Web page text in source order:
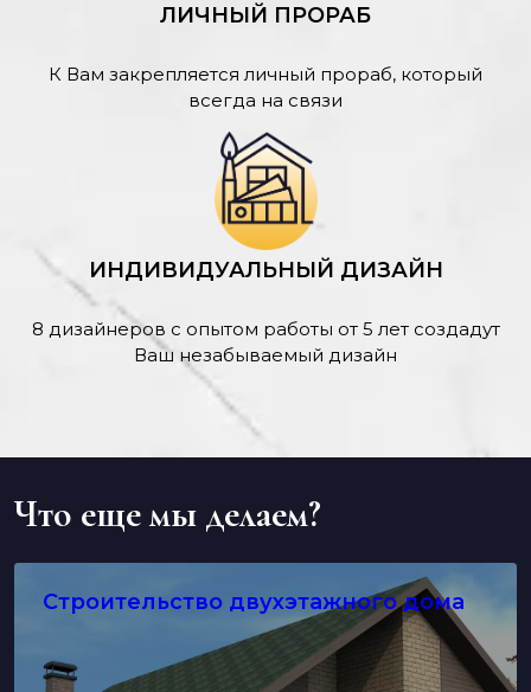
ЛИЧНЫЙ ПРОРАБ
К Вам закрепляется личный прораб, который
всегда на связи
ИНДИВИДУАЛЬНЫЙ ДИЗАЙН
8 дизайнеров с опытом работы от 5 лет создадут
Ваш незабываемый дизайн
Что еще мы делаем?
Строительство двухэтажного дома